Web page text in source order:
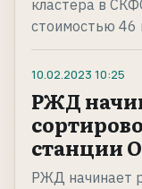
кластера в
стоимостью
10.02.2023 10:25
РЖД
станции
РЖД начинает